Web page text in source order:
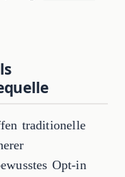
traditionelle
Opt-in